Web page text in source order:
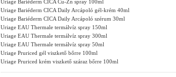
Uriage Bariéderm CICA Cu-Zn spray 100ml
Uriage Bariéderm CICA Daily Arcápoló gél-krém 40ml
Uriage Bariéderm CICA Daily Arcápoló szérum 30ml
Uriage EAU Thermale termálvíz spray 150ml
Uriage EAU Thermale termálvíz spray 300ml
Uriage EAU Thermale termálvíz spray 50ml
Uriage Pruriced gél viszkető bőrre 100ml
Uriage Pruriced krém viszkető száraz bőrre 100ml